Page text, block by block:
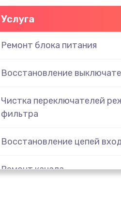
Услуга
Ремонт блока питания
Восстановление
Чистка переключателей
фильтра
Восстановление цепей
Ремонт канала